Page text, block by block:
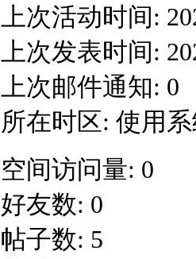
上次活动时间:
上次发表时间:
上次邮件通知: 0
所在时区: 使用
空间访问量: 0
好友数: 0
帖子数: 5